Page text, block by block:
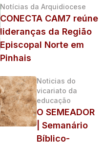
Notícias da Arquidiocese
CONECTA CAM7 reúne
lideranças da Região
Episcopal Norte em
Pinhais
Noticias do
vicariato da
educação
O SEMEADOR
| Semanário
Bíblico-